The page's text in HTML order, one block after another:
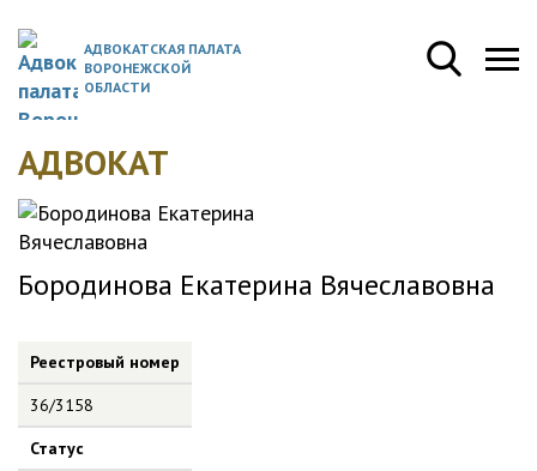
АДВОКАТСКАЯ ПАЛАТА
ВОРОНЕЖСКОЙ
ОБЛАСТИ
АДВОКАТ
Бородинова Екатерина Вячеславовна
Реестровый номер
36/3158
Статус